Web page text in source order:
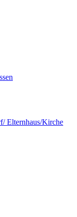
Elternhaus/Kirche